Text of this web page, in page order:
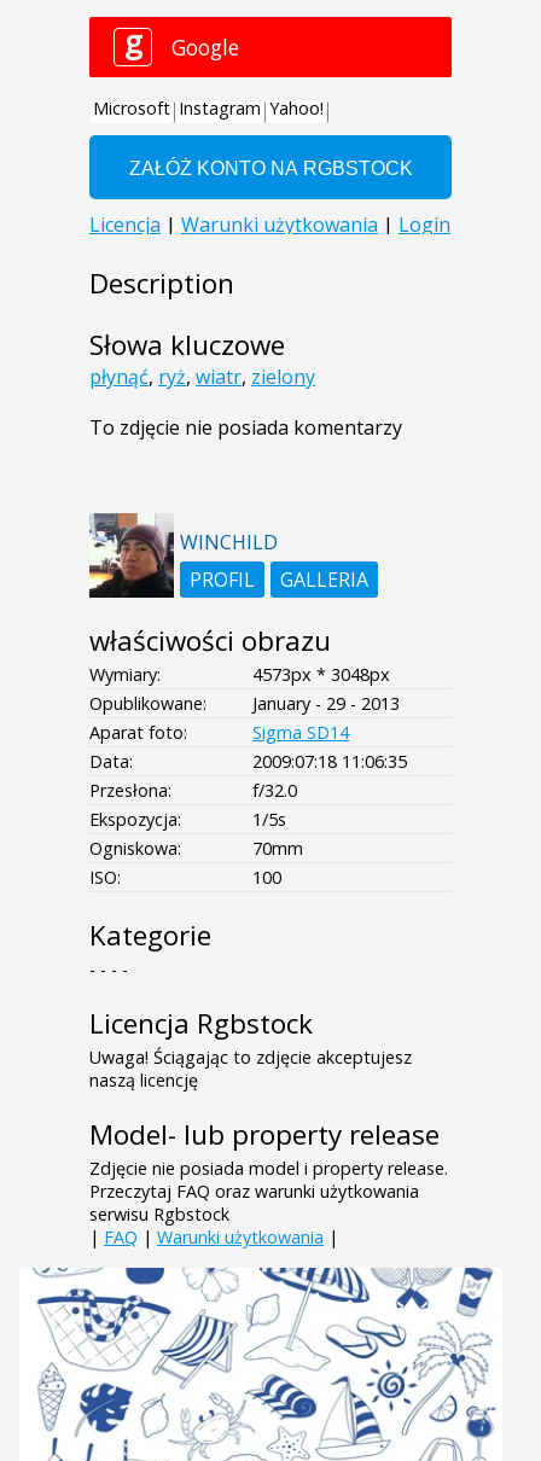
Description
Słowa kluczowe
płynąć, ryż, wiatr, zielony
To zdjęcie nie posiada komentarzy
WINCHILD
PROFIL
GALLERIA
właściwości obrazu
Wymiary:
4573px * 3048px
Opublikowane:
January - 29 - 2013
Aparat foto:
Sigma SD14
Data:
2009:07:18 11:06:35
Przesłona:
f/32.0
Ekspozycja:
1/5s
Ogniskowa:
70mm
ISO:
100
Kategorie
- - - -
Licencja Rgbstock
Uwaga! Ściągając to zdjęcie akceptujesz
naszą licencję
Model- lub property release
Zdjęcie nie posiada model i property release.
Przeczytaj FAQ oraz warunki użytkowania
serwisu Rgbstock
| FAQ | Warunki użytkowania |